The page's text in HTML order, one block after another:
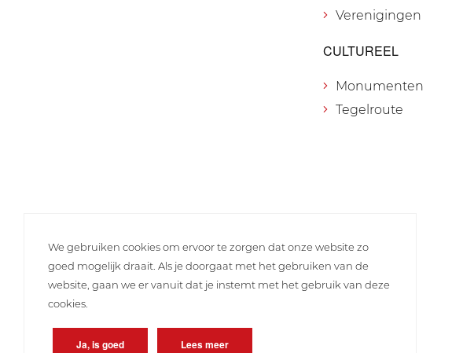
Verenigingen
CULTUREEL
Monumenten
Tegelroute
We gebruiken cookies om ervoor te zorgen dat onze website zo
goed mogelijk draait. Als je doorgaat met het gebruiken van de
website, gaan we er vanuit dat je instemt met het gebruik van deze
cookies.
Ja, is goed Lees meer